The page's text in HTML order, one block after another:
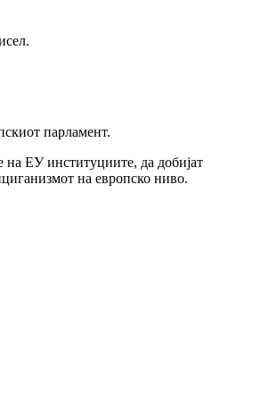
парламент.
ЕУ институциите, да добијат
на европско ниво.